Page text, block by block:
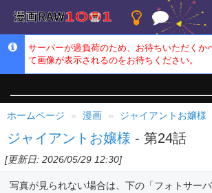
サーバーが過負荷のため、お待ちいただくか
て画像が表示されるのをお待ちください。
ホームページ 漫画 ジャイアントお嬢様
ジャイアントお嬢様 - 第24話
[更新日: 2026/05/29 12:30]
写真が見られない場合は、下の「フォトサー